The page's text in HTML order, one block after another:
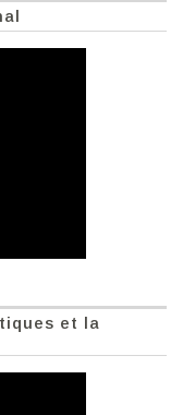
et la